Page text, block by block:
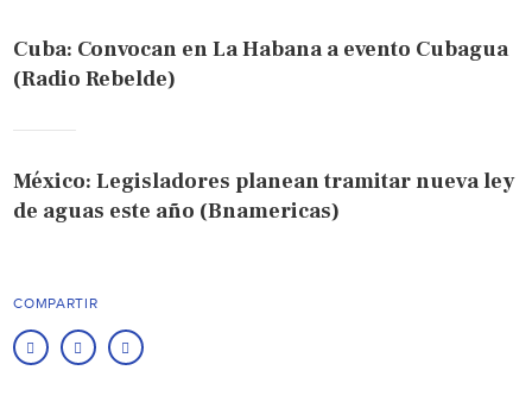
Cuba: Convocan en La Habana a evento Cubagua
(Radio Rebelde)
México: Legisladores planean tramitar nueva ley
de aguas este año (Bnamericas)
COMPARTIR